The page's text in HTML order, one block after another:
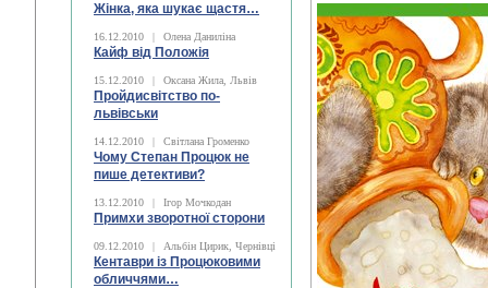
Жінка, яка шукає щастя…
16.12.2010 | Олена Даниліна
Кайф від Положія
15.12.2010 | Оксана Жила, Львів
Пройдисвітство по-
львівськи
14.12.2010 | Світлана Громенко
Чому Степан Процюк не
пише детективи?
13.12.2010 | Ігор Мочкодан
Примхи зворотної сторони
09.12.2010 | Альбін Цирик, Чернівці
Кентаври із Процюковими
обличчями…